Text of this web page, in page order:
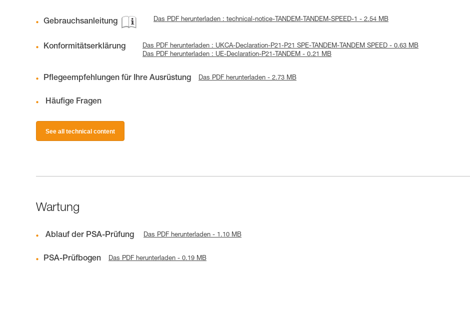
Gebrauchsanleitung Das PDF herunterladen : technical-notice-TANDEM-TANDEM-SPEED-1 - 2.54 MB
Konformitätserklärung
Das PDF herunterladen : UKCA-Declaration-P21-P21 SPE-TANDEM-TANDEM SPEED - 0.63 MB
Das PDF herunterladen : UE-Declaration-P21-TANDEM - 0.21 MB
Pflegeempfehlungen für Ihre Ausrüstung Das PDF herunterladen - 2.73 MB
Häufige Fragen
See all technical content
Wartung
Ablauf der PSA-Prüfung Das PDF herunterladen - 1.10 MB
PSA-Prüfbogen Das PDF herunterladen - 0.19 MB